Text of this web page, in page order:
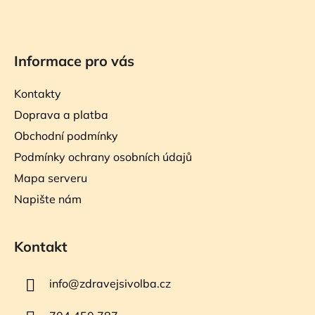
Informace pro vás
Kontakty
Doprava a platba
Obchodní podmínky
Podmínky ochrany osobních údajů
Mapa serveru
Napište nám
Kontakt
info@zdravejsivolba.cz